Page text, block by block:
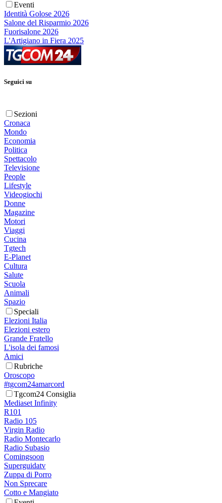
Eventi
Identità Golose 2026
Salone del Risparmio 2026
Fuorisalone 2026
L'Artigiano in Fiera 2025
Seguici su
Sezioni
Cronaca
Mondo
Economia
Politica
Spettacolo
Televisione
People
Lifestyle
Videogiochi
Donne
Magazine
Motori
Viaggi
Cucina
Tgtech
E-Planet
Cultura
Salute
Scuola
Animali
Spazio
Speciali
Elezioni Italia
Elezioni estero
Grande Fratello
L'isola dei famosi
Amici
Rubriche
Oroscopo
#tgcom24amarcord
Tgcom24 Consiglia
Mediaset Infinity
R101
Radio 105
Virgin Radio
Radio Montecarlo
Radio Subasio
Comingsoon
Superguidatv
Zuppa di Porro
Non Sprecare
Cotto e Mangiato